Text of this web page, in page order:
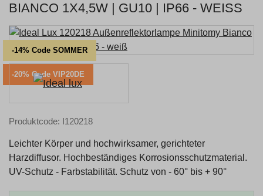
IANCO 1X4,5W | GU10 | IP66 - WEISS
-14% Code SOMMER
-20% Code VIP20DE
Produktcode: I120218
Leichter Körper und hochwirksamer, gerichteter
Harzdiffusor. Hochbeständiges Korrosionsschutzmaterial.
UV-Schutz - Farbstabilität. Schutz von - 60° bis + 90°